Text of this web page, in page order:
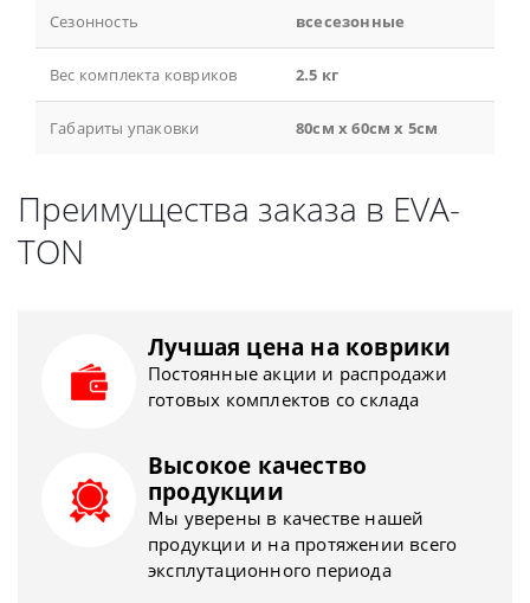
Сезонность всесезонные
Вес комплекта ковриков 2.5 кг
Габариты упаковки 80см x 60см x 5см
Преимущества заказа в EVA-
TON
Лучшая цена на коврики
Постоянные акции и распродажи
готовых комплектов со склада
Высокое качество
продукции
Мы уверены в качестве нашей
продукции и на протяжении всего
эксплутационного периода